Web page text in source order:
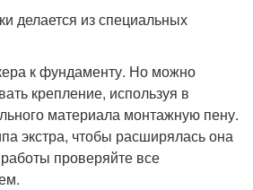
делается из специальных
к фундаменту. Но можно
крепление, используя в
материала монтажную пену.
экстра, чтобы расширялась она
проверяйте все